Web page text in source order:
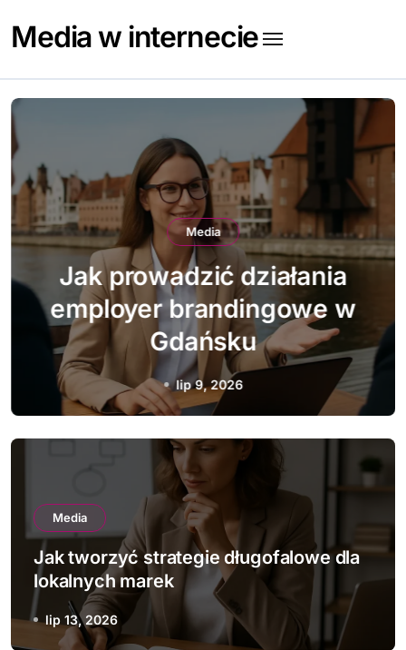
content
Media w internecie
Media
Jak prowadzić działania
employer brandingowe w
Gdańsku
lip 9, 2026
Media
Jak tworzyć strategie długofalowe dla
lokalnych marek
lip 13, 2026